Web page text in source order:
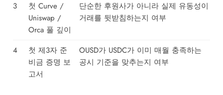
3
첫 Curve /
Uniswap /
Orca 풀 깊이
단순한 후원사가 아니라 실제 유동성이
거래를 뒷받침하는지 여부
4
첫 제3자 준
비금 증명 보
고서
OUSD가 USDC가 이미 매월 충족하는
공시 기준을 맞추는지 여부